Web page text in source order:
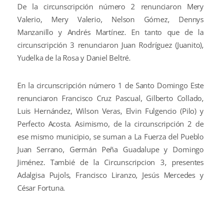
De la circunscripción número 2 renunciaron Mery
Valerio, Mery Valerio, Nelson Gómez, Dennys
Manzanillo y Andrés Martínez. En tanto que de la
circunscripción 3 renunciaron Juan Rodríguez (Juanito),
Yudelka de la Rosa y Daniel Beltré.
En la circunscripción número 1 de Santo Domingo Este
renunciaron Francisco Cruz Pascual, Gilberto Collado,
Luis Hernández, Wilson Veras, Elvin Fulgencio (Pilo) y
Perfecto Acosta. Asimismo, de la circunscripción 2 de
ese mismo municipio, se suman a La Fuerza del Pueblo
Juan Serrano, Germán Peña Guadalupe y Domingo
Jiménez. Tambié de la Circunscripcion 3, presentes
Adalgisa Pujols, Francisco Liranzo, Jesús Mercedes y
César Fortuna.